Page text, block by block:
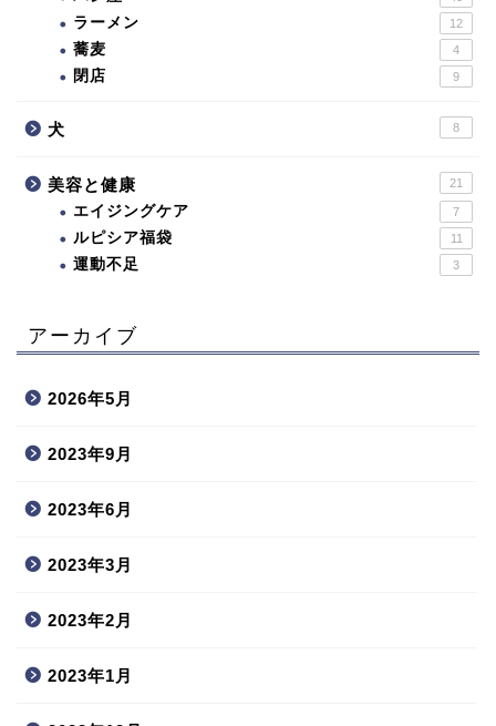
ラーメン 12
蕎麦 4
閉店 9
犬 8
美容と健康 21
エイジングケア 7
ルピシア福袋 11
運動不足 3
アーカイブ
2026年5月
2023年9月
2023年6月
2023年3月
2023年2月
2023年1月